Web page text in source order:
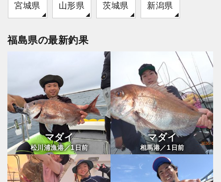
宮城県 山形県 茨城県 新潟県
福島県の最新釣果
マダイ
松川浦漁港／1日前
マダイ
相馬港／1 日前